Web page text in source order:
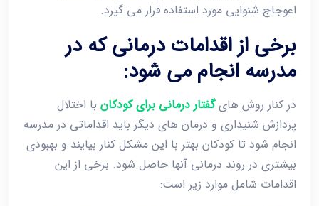
اعوجاج شنوایی مورد استفاده قرار می گیرد.
برخی از اقدامات درمانی که در
مدرسه انجام می شود:
در کنار روش هایگفتار درمانی برای کودکان با اختلال
پردازش شنیداری و درمان های دیگر باید اقداماتی در مدرسه
انجام شود تا کودکان بهتر با این مشکل کنار بیایند و بهبودی
بیشتری در روند درمانی آنها حاصل شود. برخی از این
اقدامات شامل موارد زیر است: